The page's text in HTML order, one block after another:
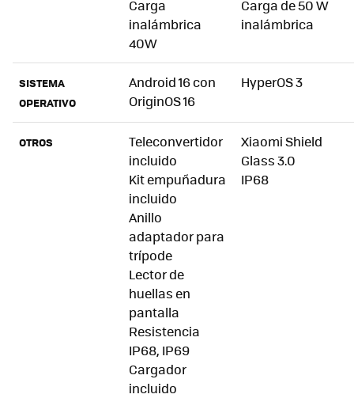
Carga
inalámbrica
40W
Carga de 50 W
inalámbrica
SISTEMA
OPERATIVO
Android 16 con
OriginOS 16
HyperOS 3
OTROS
Teleconvertidor
incluido
Kit empuñadura
incluido
Anillo
adaptador para
trípode
Lector de
huellas en
pantalla
Resistencia
IP68, IP69
Cargador
incluido
Xiaomi Shield
Glass 3.0
IP68